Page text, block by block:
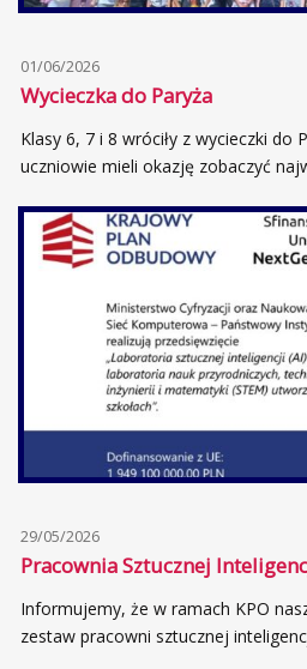
01/06/2026
Wycieczka do Paryża
Klasy 6, 7 i 8 wróciły z wycieczki do
uczniowie mieli okazję zobaczyć
29/05/2026
Pracownia Sztucznej
Informujemy, że w ramach KPO
zestaw pracowni sztucznej